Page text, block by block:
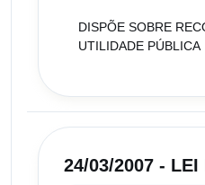
DISPÕE SOBRE
UTILIDADE PÚBLICA
24/03/2007 - LEI